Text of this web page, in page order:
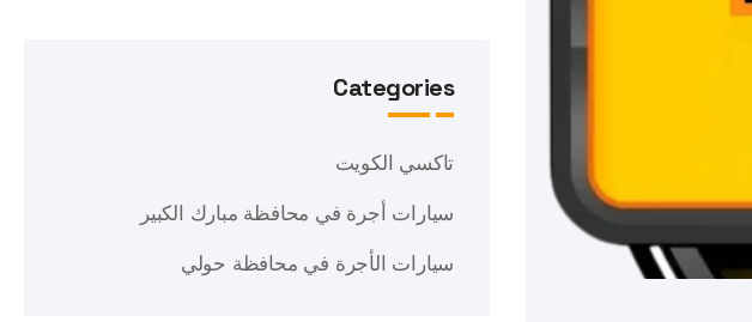
Categories
تاكسي الكويت
سيارات أجرة في محافظة مبارك الكبير
سيارات الأجرة في محافظة حولي